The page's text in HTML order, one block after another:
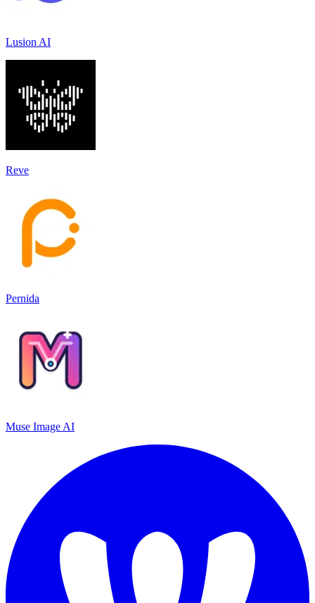
Lusion AI
Reve
Pernida
Muse Image AI